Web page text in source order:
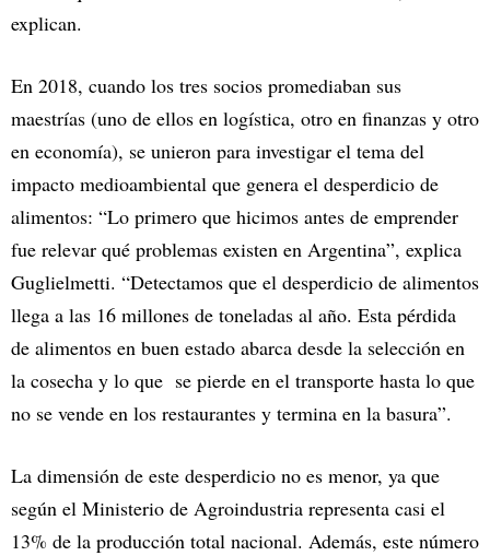
explican.
En 2018, cuando los tres socios promediaban sus
maestrías (uno de ellos en logística, otro en finanzas y otro
en economía), se unieron para investigar el tema del
impacto medioambiental que genera el desperdicio de
alimentos: “Lo primero que hicimos antes de emprender
fue relevar qué problemas existen en Argentina”, explica
Guglielmetti. “Detectamos que el desperdicio de alimentos
llega a las 16 millones de toneladas al año. Esta pérdida
de alimentos en buen estado abarca desde la selección en
la cosecha y lo que se pierde en el transporte hasta lo que
no se vende en los restaurantes y termina en la basura”.
La dimensión de este desperdicio no es menor, ya que
según el Ministerio de Agroindustria representa casi el
13% de la producción total nacional. Además, este número